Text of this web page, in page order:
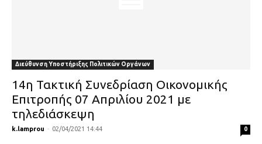
Διεύθυνση Υποστήριξης Πολιτικών Οργάνων
14η Τακτική Συνεδρίαση Οικονομικής
Επιτροπής 07 Απριλίου 2021 με
τηλεδιάσκεψη
k.lamprou - 02/04/2021 14:44 0